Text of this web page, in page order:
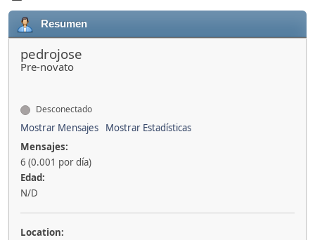
Resumen
pedrojose
Pre-novato
Desconectado
Mostrar Mensajes
Mostrar Estadísticas
Mensajes:
6 (0.001 por día)
Edad:
N/D
Location: